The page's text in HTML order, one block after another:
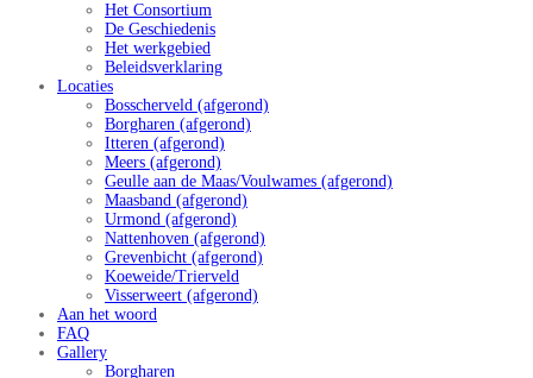
Het Consortium
De Geschiedenis
Het werkgebied
Beleidsverklaring
Locaties
Bosscherveld (afgerond)
Borgharen (afgerond)
Itteren (afgerond)
Meers (afgerond)
Geulle aan de Maas/Voulwames (afgerond)
Maasband (afgerond)
Urmond (afgerond)
Nattenhoven (afgerond)
Grevenbicht (afgerond)
Koeweide/Trierveld
Visserweert (afgerond)
Aan het woord
FAQ
Gallery
Borgharen